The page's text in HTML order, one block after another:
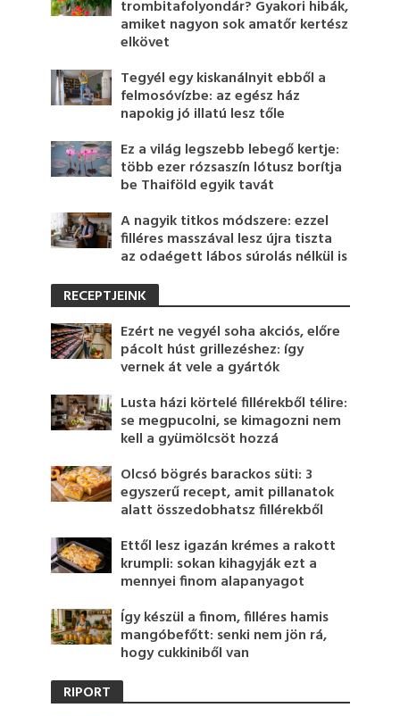
trombitafolyondár? Gyakori hibák,
amiket nagyon sok amatőr kertész
elkövet
Tegyél egy kiskanálnyit ebből a
felmosóvízbe: az egész ház
napokig jó illatú lesz tőle
Ez a világ legszebb lebegő kertje:
több ezer rózsaszín lótusz borítja
be Thaiföld egyik tavát
A nagyik titkos módszere: ezzel
filléres masszával lesz újra tiszta
az odaégett lábos súrolás nélkül is
RECEPTJEINK
Ezért ne vegyél soha akciós, előre
pácolt húst grillezéshez: így
vernek át vele a gyártók
Lusta házi körtelé fillérekből télire:
se megpucolni, se kimagozni nem
kell a gyümölcsöt hozzá
Olcsó bögrés barackos süti: 3
egyszerű recept, amit pillanatok
alatt összedobhatsz fillérekből
Ettől lesz igazán krémes a rakott
krumpli: sokan kihagyják ezt a
mennyei finom alapanyagot
Így készül a finom, filléres hamis
mangóbefőtt: senki nem jön rá,
hogy cukkiniből van
RIPORT